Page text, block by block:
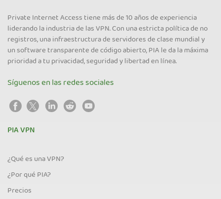
Private Internet Access tiene más de 10 años de experiencia
liderando la industria de las VPN. Con una estricta política de no
registros, una infraestructura de servidores de clase mundial y
un software transparente de código abierto, PIA le da la máxima
prioridad a tu privacidad, seguridad y libertad en línea.
Síguenos en las redes sociales
PIA VPN
¿Qué es una VPN?
¿Por qué PIA?
Precios